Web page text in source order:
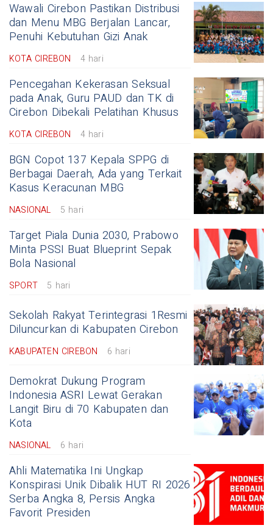
Wawali Cirebon Pastikan Distribusi
dan Menu MBG Berjalan Lancar,
Penuhi Kebutuhan Gizi Anak
KOTA CIREBON 4 hari
Pencegahan Kekerasan Seksual
pada Anak, Guru PAUD dan TK di
Cirebon Dibekali Pelatihan Khusus
KOTA CIREBON 4 hari
BGN Copot 137 Kepala SPPG di
Berbagai Daerah, Ada yang Terkait
Kasus Keracunan MBG
NASIONAL 5 hari
Target Piala Dunia 2030, Prabowo
Minta PSSI Buat Blueprint Sepak
Bola Nasional
SPORT 5 hari
Sekolah Rakyat Terintegrasi 1Resmi
Diluncurkan di Kabupaten Cirebon
KABUPATEN CIREBON 6 hari
Demokrat Dukung Program
Indonesia ASRI Lewat Gerakan
Langit Biru di 70 Kabupaten dan
Kota
NASIONAL 6 hari
Ahli Matematika Ini Ungkap
Konspirasi Unik Dibalik HUT RI 2026
Serba Angka 8, Persis Angka
Favorit Presiden